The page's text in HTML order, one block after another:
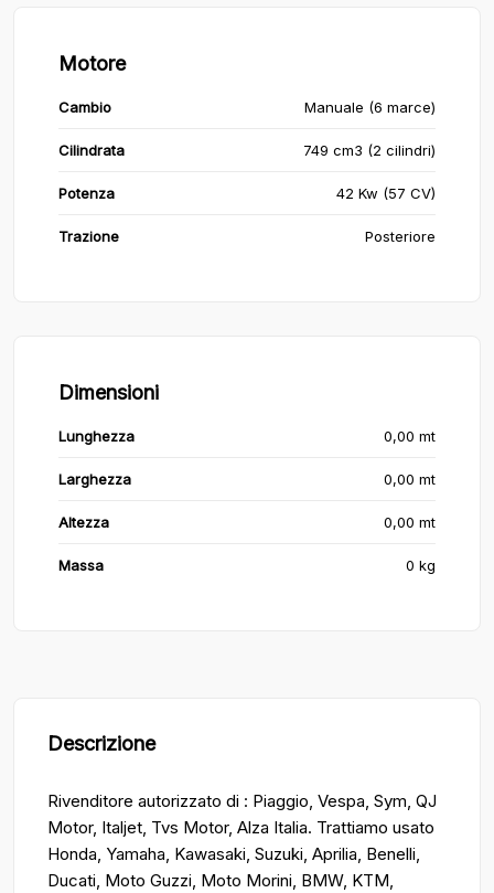
Motore
Cambio Manuale (6 marce)
Cilindrata 749 cm3 (2 cilindri)
Potenza 42 Kw (57 CV)
Trazione Posteriore
Dimensioni
Lunghezza 0,00 mt
Larghezza 0,00 mt
Altezza 0,00 mt
Massa 0 kg
Descrizione
Rivenditore autorizzato di : Piaggio, Vespa, Sym, QJ
Motor, Italjet, Tvs Motor, Alza Italia. Trattiamo usato
Honda, Yamaha, Kawasaki, Suzuki, Aprilia, Benelli,
Ducati, Moto Guzzi, Moto Morini, BMW, KTM,